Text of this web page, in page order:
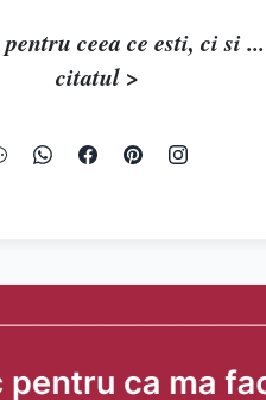
ceea ce esti, ci si
citatul >